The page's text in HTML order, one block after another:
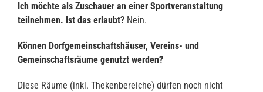
Ich möchte als Zuschauer an einer Sportveranstaltung
teilnehmen. Ist das erlaubt? Nein.
Können Dorfgemeinschaftshäuser, Vereins- und
Gemeinschaftsräume genutzt werden?
Diese Räume (inkl. Thekenbereiche) dürfen noch nicht